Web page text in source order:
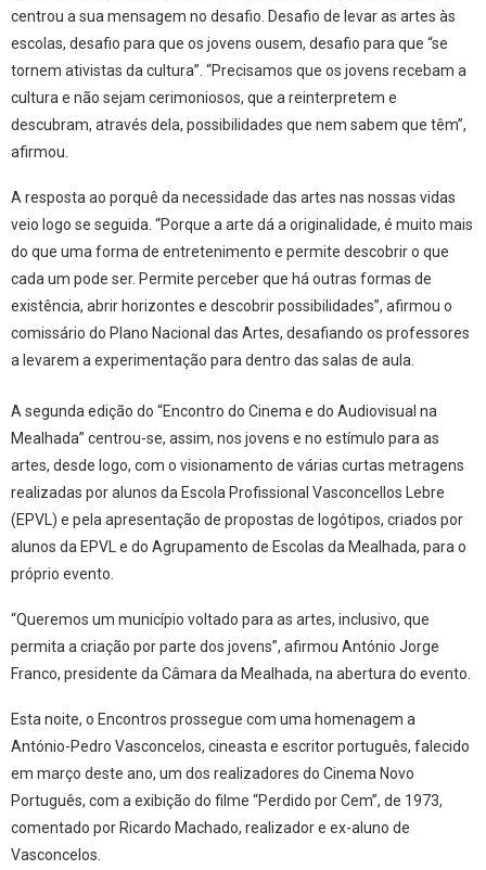
centrou a sua mensagem no desafio. Desafio de levar as artes às
escolas, desafio para que os jovens ousem, desafio para que “se
tornem ativistas da cultura”. “Precisamos que os jovens recebam a
cultura e não sejam cerimoniosos, que a reinterpretem e
descubram, através dela, possibilidades que nem sabem que têm”,
afirmou.
A resposta ao porquê da necessidade das artes nas nossas vidas
veio logo se seguida. “Porque a arte dá a originalidade, é muito mais
do que uma forma de entretenimento e permite descobrir o que
cada um pode ser. Permite perceber que há outras formas de
existência, abrir horizontes e descobrir possibilidades”, afirmou o
comissário do Plano Nacional das Artes, desafiando os professores
a levarem a experimentação para dentro das salas de aula.
A segunda edição do “Encontro do Cinema e do Audiovisual na
Mealhada” centrou-se, assim, nos jovens e no estímulo para as
artes, desde logo, com o visionamento de várias curtas metragens
realizadas por alunos da Escola Profissional Vasconcellos Lebre
(EPVL) e pela apresentação de propostas de logótipos, criados por
alunos da EPVL e do Agrupamento de Escolas da Mealhada, para o
próprio evento.
“Queremos um município voltado para as artes, inclusivo, que
permita a criação por parte dos jovens”, afirmou António Jorge
Franco, presidente da Câmara da Mealhada, na abertura do evento.
Esta noite, o Encontros prossegue com uma homenagem a
António-Pedro Vasconcelos, cineasta e escritor português, falecido
em março deste ano, um dos realizadores do Cinema Novo
Português, com a exibição do filme “Perdido por Cem”, de 1973,
comentado por Ricardo Machado, realizador e ex-aluno de
Vasconcelos.